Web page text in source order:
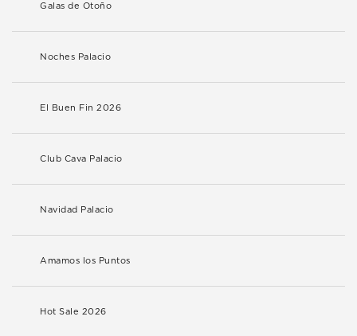
Galas de Otoño
Noches Palacio
El Buen Fin 2026
Club Cava Palacio
Navidad Palacio
Amamos los Puntos
Hot Sale 2026